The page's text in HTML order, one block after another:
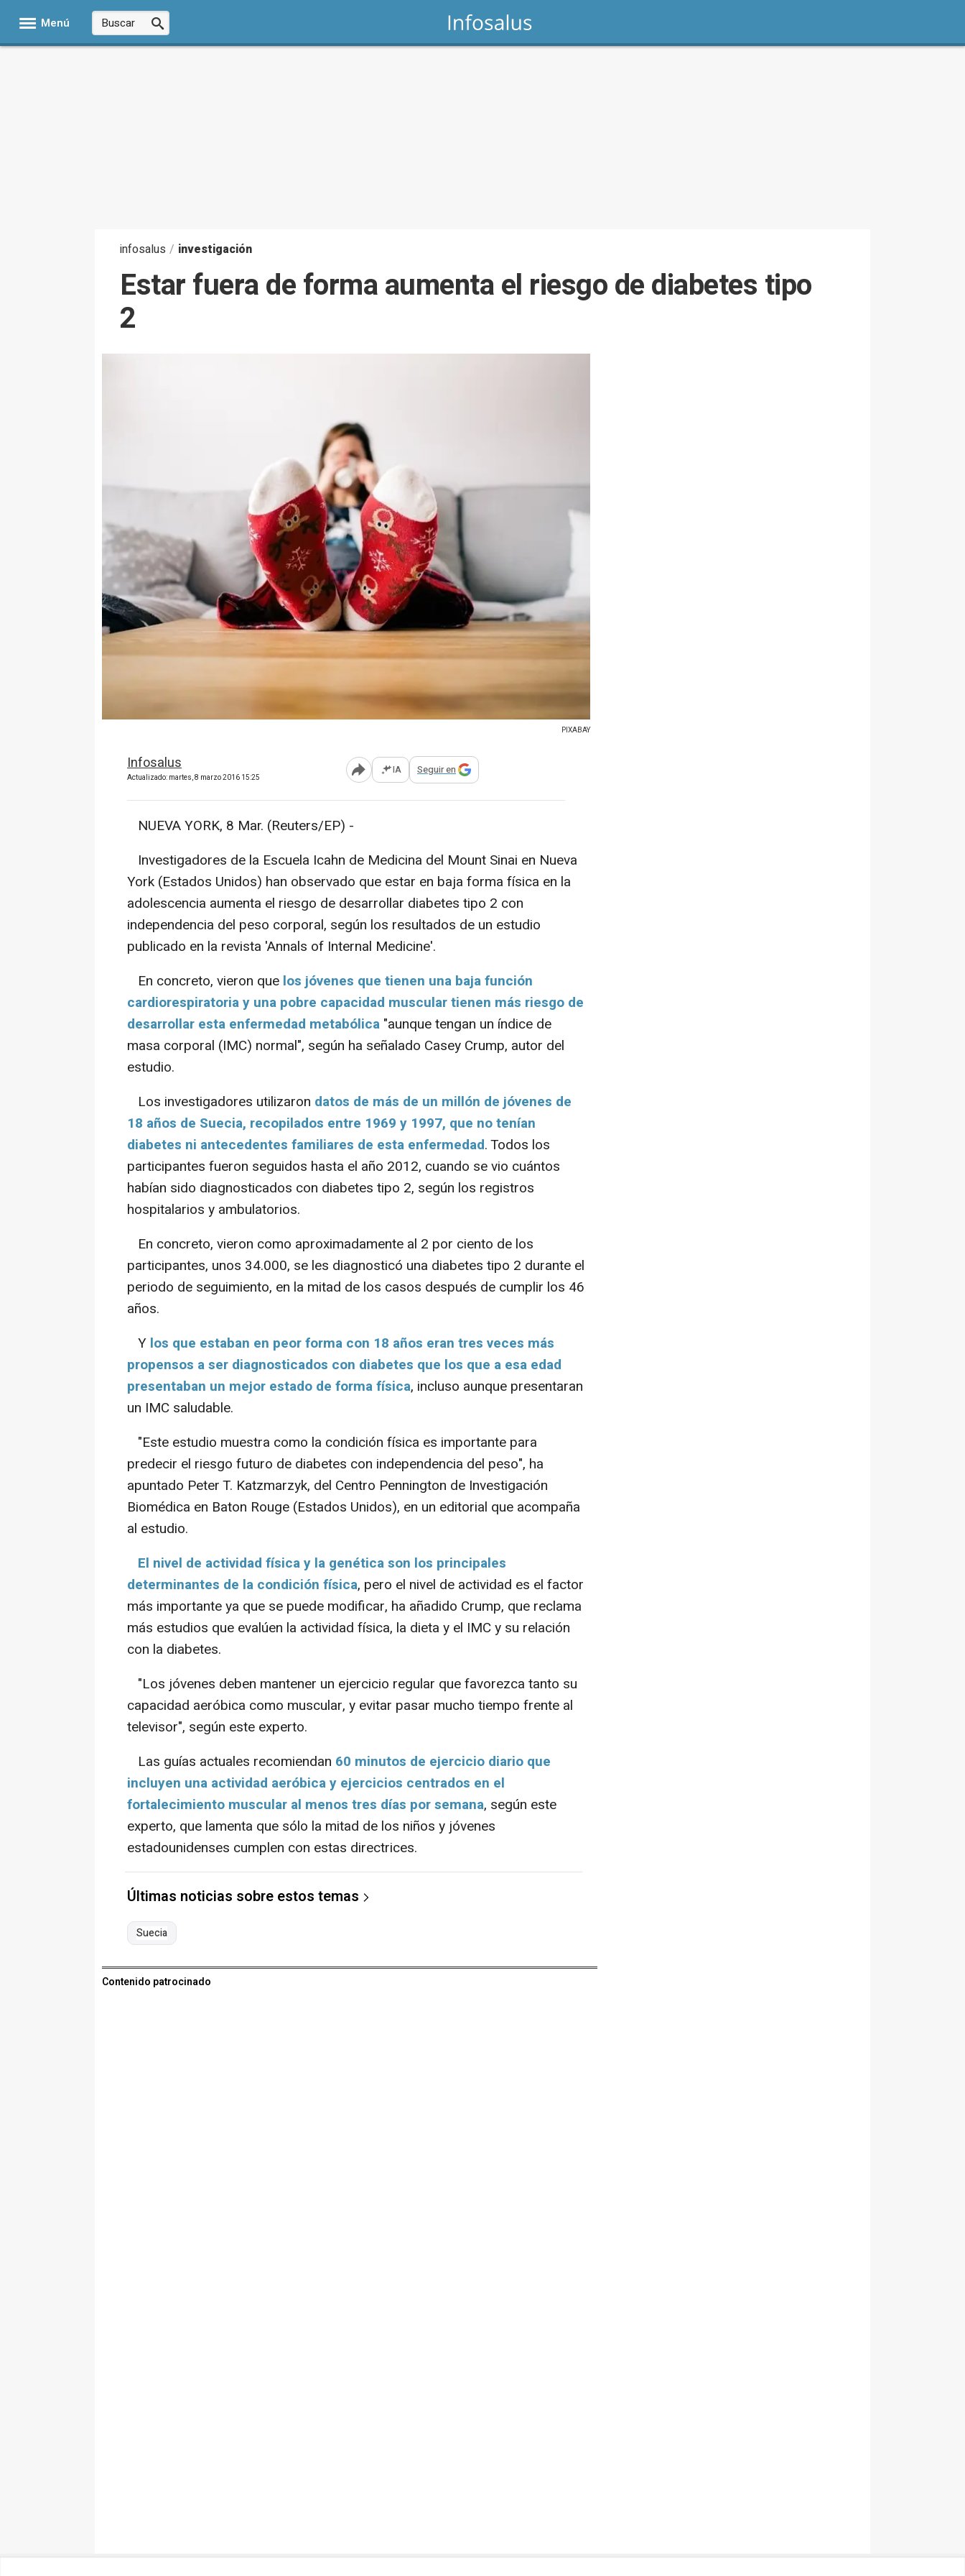
Menú
infosalus / investigación
Estar fuera de forma aumenta el riesgo de diabetes tipo
2
PIXABAY
Infosalus
Actualizado: martes, 8 marzo 2016 15:25 Abrir opciones para compartir
IA Seguir en
NUEVA YORK, 8 Mar. (Reuters/EP) -
Investigadores de la Escuela Icahn de Medicina del Mount Sinai en Nueva
York (Estados Unidos) han observado que estar en baja forma física en la
adolescencia aumenta el riesgo de desarrollar diabetes tipo 2 con
independencia del peso corporal, según los resultados de un estudio
publicado en la revista 'Annals of Internal Medicine'.
En concreto, vieron que los jóvenes que tienen una baja función
cardiorespiratoria y una pobre capacidad muscular tienen más riesgo de
desarrollar esta enfermedad metabólica "aunque tengan un índice de
masa corporal (IMC) normal", según ha señalado Casey Crump, autor del
estudio.
Los investigadores utilizaron datos de más de un millón de jóvenes de
18 años de Suecia, recopilados entre 1969 y 1997, que no tenían
diabetes ni antecedentes familiares de esta enfermedad. Todos los
participantes fueron seguidos hasta el año 2012, cuando se vio cuántos
habían sido diagnosticados con diabetes tipo 2, según los registros
hospitalarios y ambulatorios.
En concreto, vieron como aproximadamente al 2 por ciento de los
participantes, unos 34.000, se les diagnosticó una diabetes tipo 2 durante el
periodo de seguimiento, en la mitad de los casos después de cumplir los 46
años.
Y los que estaban en peor forma con 18 años eran tres veces más
propensos a ser diagnosticados con diabetes que los que a esa edad
presentaban un mejor estado de forma física, incluso aunque presentaran
un IMC saludable.
"Este estudio muestra como la condición física es importante para
predecir el riesgo futuro de diabetes con independencia del peso", ha
apuntado Peter T. Katzmarzyk, del Centro Pennington de Investigación
Biomédica en Baton Rouge (Estados Unidos), en un editorial que acompaña
al estudio.
El nivel de actividad física y la genética son los principales
determinantes de la condición física, pero el nivel de actividad es el factor
más importante ya que se puede modificar, ha añadido Crump, que reclama
más estudios que evalúen la actividad física, la dieta y el IMC y su relación
con la diabetes.
"Los jóvenes deben mantener un ejercicio regular que favorezca tanto su
capacidad aeróbica como muscular, y evitar pasar mucho tiempo frente al
televisor", según este experto.
Las guías actuales recomiendan 60 minutos de ejercicio diario que
incluyen una actividad aeróbica y ejercicios centrados en el
fortalecimiento muscular al menos tres días por semana, según este
experto, que lamenta que sólo la mitad de los niños y jóvenes
estadounidenses cumplen con estas directrices.
Últimas noticias sobre estos temas
Suecia
Contenido patrocinado